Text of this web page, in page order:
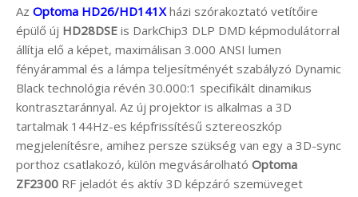
Az Optoma HD26/HD141X házi szórakoztató vetítőire
épülő új HD28DSE is DarkChip3 DLP DMD képmodulátorral
állítja elő a képet, maximálisan 3.000 ANSI lumen
fényárammal és a lámpa teljesítményét szabályzó Dynamic
Black technológia révén 30.000:1 specifikált dinamikus
kontrasztaránnyal. Az új projektor is alkalmas a 3D
tartalmak 144Hz-es képfrissítésű sztereoszkóp
megjelenítésre, amihez persze szükség van egy a 3D-sync
porthoz csatlakozó, külön megvásárolható Optoma
ZF2300 RF jeladót és aktív 3D képzáró szemüveget